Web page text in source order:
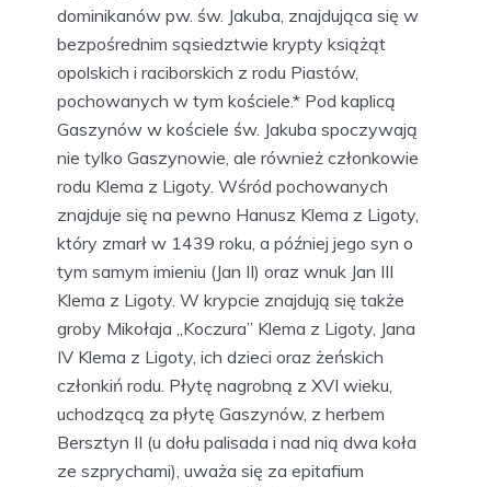
dominikanów pw. św. Jakuba, znajdująca się w
bezpośrednim sąsiedztwie krypty książąt
opolskich i raciborskich z rodu Piastów,
pochowanych w tym kościele.* Pod kaplicą
Gaszynów w kościele św. Jakuba spoczywają
nie tylko Gaszynowie, ale również członkowie
rodu Klema z Ligoty. Wśród pochowanych
znajduje się na pewno Hanusz Klema z Ligoty,
który zmarł w 1439 roku, a później jego syn o
tym samym imieniu (Jan II) oraz wnuk Jan III
Klema z Ligoty. W krypcie znajdują się także
groby Mikołaja „Koczura” Klema z Ligoty, Jana
IV Klema z Ligoty, ich dzieci oraz żeńskich
członkiń rodu. Płytę nagrobną z XVI wieku,
uchodzącą za płytę Gaszynów, z herbem
Bersztyn II (u dołu palisada i nad nią dwa koła
ze szprychami), uważa się za epitafium